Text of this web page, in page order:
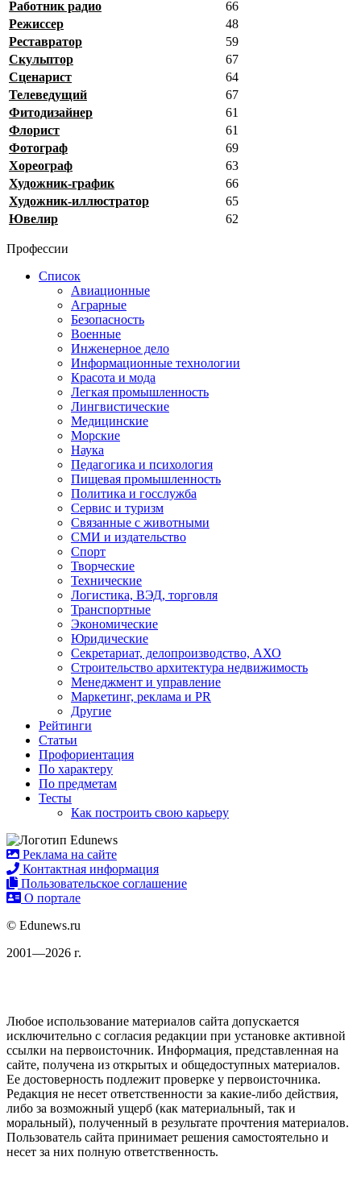
Работник радио
66
Режиссер
48
Реставратор
59
Скульптор
67
Сценарист
64
Телеведущий
67
Фитодизайнер
61
Флорист
61
Фотограф
69
Хореограф
63
Художник-график
66
Художник-иллюстратор
65
Ювелир
62
Профессии
Список
Авиационные
Аграрные
Безопасность
Военные
Инженерное дело
Информационные технологии
Красота и мода
Легкая промышленность
Лингвистические
Медицинские
Морские
Наука
Педагогика и психология
Пищевая промышленность
Политика и госслужба
Сервис и туризм
Связанные с животными
СМИ и издательство
Спорт
Творческие
Технические
Логистика, ВЭД, торговля
Транспортные
Экономические
Юридические
Секретариат, делопроизводство, АХО
Строительство архитектура недвижимость
Менеджмент и управление
Маркетинг, реклама и PR
Другие
Рейтинги
Статьи
Профориентация
По характеру
По предметам
Тесты
Как построить свою карьеру
Реклама на сайте
Контактная информация
Пользовательское соглашение
О портале
© Edunews.ru
2001—2026 г.
Любое использование материалов сайта допускается
исключительно с согласия редакции при установке активной
ссылки на первоисточник. Информация, представленная на
сайте, получена из открытых и общедоступных материалов.
Ее достоверность подлежит проверке у первоисточника.
Редакция не несет ответственности за какие-либо действия,
либо за возможный ущерб (как материальный, так и
моральный), полученный в результате прочтения материалов.
Пользователь сайта принимает решения самостоятельно и
несет за них полную ответственность.